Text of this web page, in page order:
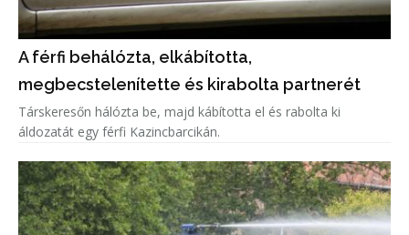
A férfi behálózta, elkábította,
megbecstelenítette és kirabolta partnerét
Társkeresőn hálózta be, majd kábította el és rabolta ki
áldozatát egy férfi Kazincbarcikán.